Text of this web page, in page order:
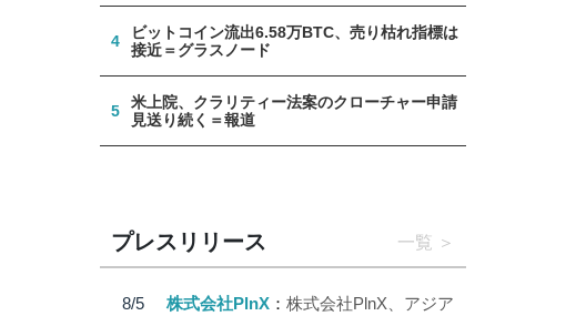
4
ビットコイン流出6.58万BTC、売り枯れ指標は
接近＝グラスノード
5
米上院、クラリティー法案のクローチャー申請
見送り続く＝報道
プレスリリース 一覧
8/5
株式会社PlnX
株式会社PlnX、アジア